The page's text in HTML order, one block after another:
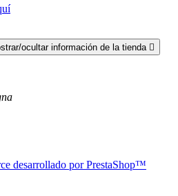
ocultar información de la tienda 
desarrollado por PrestaShop™